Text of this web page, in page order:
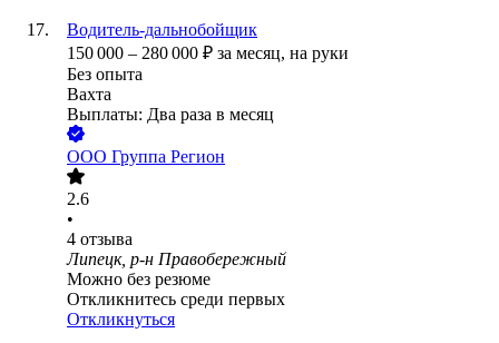
Водитель-дальнобойщик
150 000 – 280 000 ₽ за месяц, на руки
Без опыта
Вахта
Выплаты: Два раза в месяц
ООО Группа Регион
2.6
•
4 отзыва
Липецк, р-н Правобережный
Можно без резюме
Откликнитесь среди первых
Откликнуться